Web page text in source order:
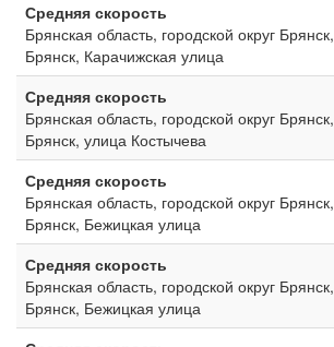
Средняя скорость
Брянская область, городской округ Брянск,
Брянск, Карачижская улица
Средняя скорость
Брянская область, городской округ Брянск,
Брянск, улица Костычева
Средняя скорость
Брянская область, городской округ Брянск,
Брянск, Бежицкая улица
Средняя скорость
Брянская область, городской округ Брянск,
Брянск, Бежицкая улица